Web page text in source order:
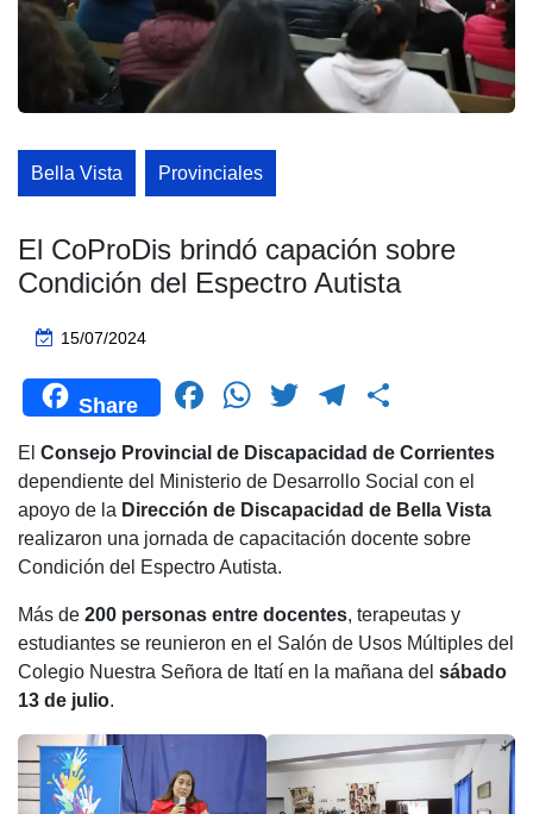
Bella Vista Provinciales
El CoProDis brindó capación sobre
Condición del Espectro Autista
15/07/2024
Share
F
c
e
b
o
o
k
W
at
s
A
p
p
T
tt
er
T
e
gr
a
m
p
ar
El Consejo Provincial de Discapacidad de Corrientes
dependiente del Ministerio de Desarrollo Social con el
apoyo de la Dirección de Discapacidad de Bella Vista
realizaron una jornada de capacitación docente sobre
Condición del Espectro Autista.
Más de 200 personas entre docentes, terapeutas y
estudiantes se reunieron en el Salón de Usos Múltiples del
Colegio Nuestra Señora de Itatí en la mañana del sábado
13 de julio.